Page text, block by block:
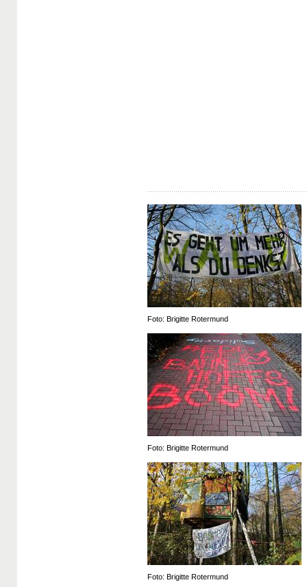
Foto: Brigitte Rotermund
Foto: Brigitte Rotermund
Foto: Brigitte Rotermund